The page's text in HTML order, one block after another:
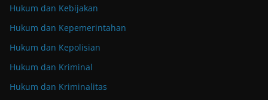
Hukum dan Kebijakan
Hukum dan Kepemerintahan
Hukum dan Kepolisian
Hukum dan Kriminal
Hukum dan Kriminalitas